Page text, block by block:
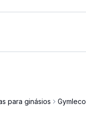
para ginásios Gymleco